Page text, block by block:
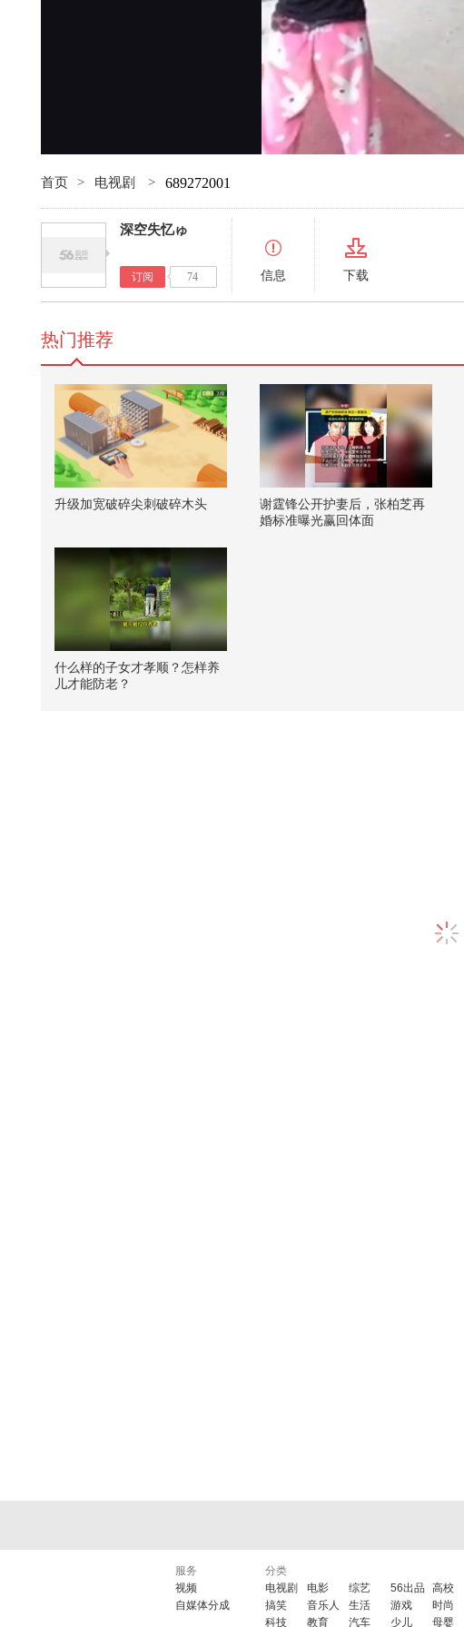
首页 > 电视剧 > 689272001
深空失忆ゅ
订阅 74 信息 下载
热门推荐
升级加宽破碎尖刺破碎木头
谢霆锋公开护妻后，张柏芝再
婚标准曝光赢回体面
什么样的子女才孝顺？怎样养
儿才能防老？
服务
视频
自媒体分成
分类
电视剧
电影 综艺 56出品 高校
搞笑
音乐人 生活 游戏 时尚
科技
教育 汽车 少儿 母婴